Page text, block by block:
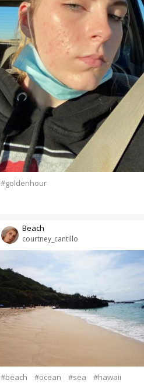
#goldenhour
courtney_cantillo
Beach
#beach #ocean #sea #hawaii